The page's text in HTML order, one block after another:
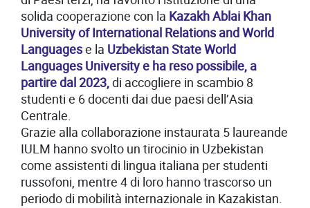
solida cooperazione con la Kazakh Ablai Khan
University of International Relations and World
Languagese la Uzbekistan State World
Languages University e ha reso possibile, a
partire dal 2023,di accogliere in scambio 8
studenti e 6 docenti dai due paesi dell’Asia
Centrale.
Grazie alla collaborazione instaurata 5 laureande
IULM hanno svolto un tirocinio in Uzbekistan
come assistenti di lingua italiana per studenti
russofoni, mentre 4 di loro hanno trascorso un
periodo di mobilità internazionale in Kazakistan.